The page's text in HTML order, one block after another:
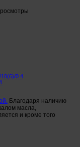
10(6)/0.4
Благодаря наличию
масла,
и кроме того